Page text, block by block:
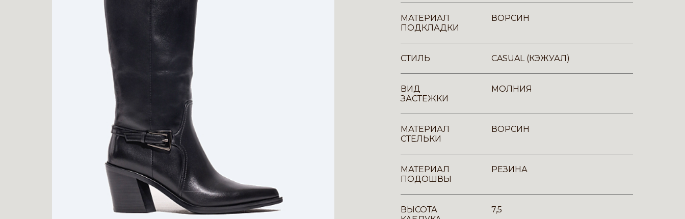
МАТЕРИАЛ
ПОДКЛАДКИ
ВОРСИН
СТИЛЬ CASUAL (КЭЖУАЛ)
ВИД
ЗАСТЕЖКИ
МОЛНИЯ
МАТЕРИАЛ
СТЕЛЬКИ
ВОРСИН
МАТЕРИАЛ
ПОДОШВЫ
РЕЗИНА
ВЫСОТА
7,5